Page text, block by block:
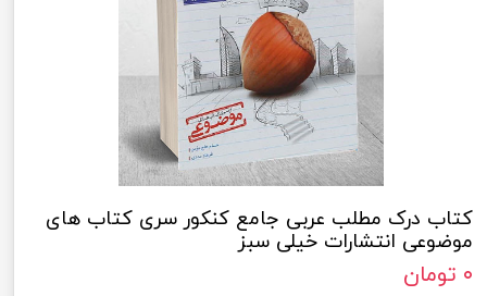
کتاب درک مطلب عربی جامع کنکور سری کتاب های
موضوعی انتشارات خیلی سبز
۰ تومان